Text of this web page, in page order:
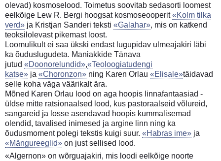
olevad) kosmoselood. Toimetus soovitab sedasorti loomest
eelkõige Lew R. Bergi hoogsat kosmoseooperit«Kolm tilka
verd» ja Kristjan Sanderi teksti «Galahar», mis on katkend
teoksilolevast pikemast loost.
Loomulikult ei saa ükski endast lugupidav ulmeajakiri läbi
ka õuduslugudeta. Maniakkide Tänava
jutud «Doonorelundid»,«Teoloogiatudengi
katse» ja «Choronzon» ning Karen Orlau «Elisale»täidavad
selle koha väga väärikalt ära.
Mõned Karen Orlau lood on aga hoopis linnafantaasiad -
üldse mitte ratsionaalsed lood, kus pastoraalseid võlureid,
sangareid ja losse asendavad hoopis kummalisemad
olendid, tavalised inimesed ja argine linn ning ka
õudusmoment polegi tekstis kuigi suur. «Habras ime» ja
«Mängureeglid» on just sellised lood.
«Algernon» on wõrguajakiri, mis loodi eelkõige noorte